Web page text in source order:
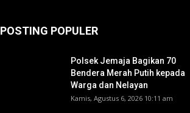
POSTING POPULER
Polsek Jemaja Bagikan 70
Bendera Merah Putih kepada
Warga dan Nelayan
Kamis, Agustus 6, 2026 10:11 am